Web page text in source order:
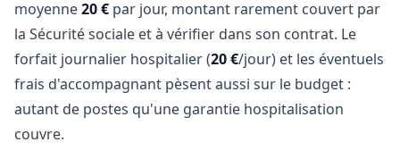
moyenne20 € par jour, montant rarement couvert par
la Sécurité sociale et à vérifier dans son contrat. Le
forfait journalier hospitalier (20 €/jour) et les éventuels
frais d'accompagnant pèsent aussi sur le budget :
autant de postes qu'une garantie hospitalisation
couvre.